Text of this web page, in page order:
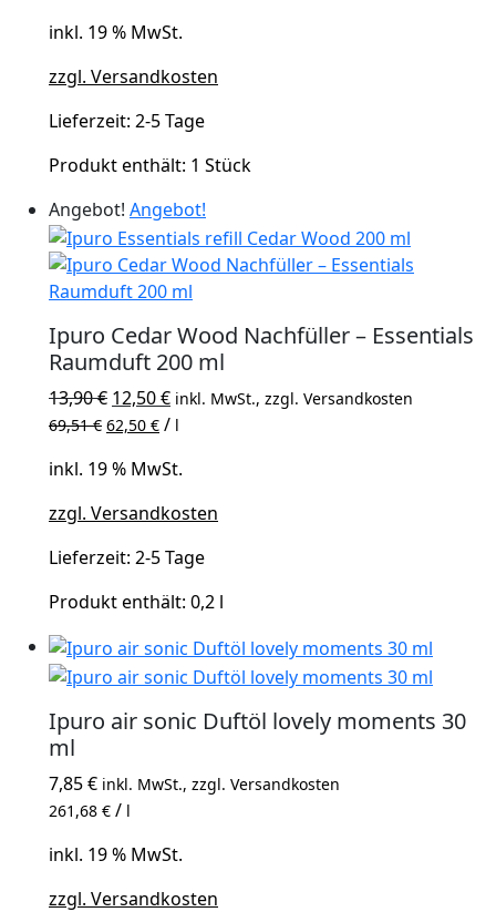
4,99 €4,00 €.
inkl. 19 % MwSt.
zzgl. Versandkosten
Lieferzeit: 2-5 Tage
Produkt enthält: 1 Stück
Angebot! Angebot!
Ipuro Cedar Wood Nachfüller – Essentials
Raumduft 200 ml
13,90€ Ursprünglicher
Preis
13,90 €
12,50€Aktueller
Preis
12,50 €.
inkl. MwSt., zzgl. Versandkosten
69,51€ 62,50 € / l
inkl. 19 % MwSt.
zzgl. Versandkosten
Lieferzeit: 2-5 Tage
Produkt enthält: 0,2 l
Ipuro air sonic Duftöl lovely moments 30
ml
7,85€ inkl. MwSt., zzgl. Versandkosten
261,68 € / l
inkl. 19 % MwSt.
zzgl. Versandkosten